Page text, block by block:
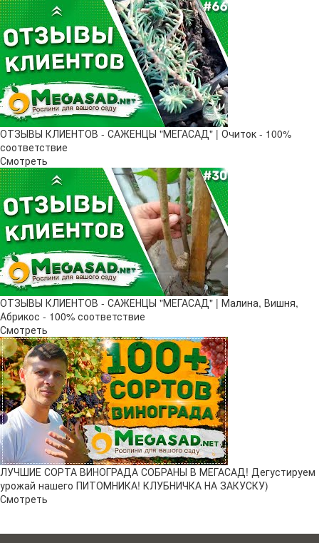
ОТЗЫВЫ КЛИЕНТОВ - САЖЕНЦЫ "МЕГАСАД" | Очиток - 100%
соответствие
Смотреть
ОТЗЫВЫ КЛИЕНТОВ - САЖЕНЦЫ "МЕГАСАД" | Малина, Вишня,
Абрикос - 100% соответствие
Смотреть
ЛУЧШИЕ СОРТА ВИНОГРАДА СОБРАНЫ В МЕГАСАД! Дегустируем
урожай нашего ПИТОМНИКА! КЛУБНИЧКА НА ЗАКУСКУ)
Смотреть